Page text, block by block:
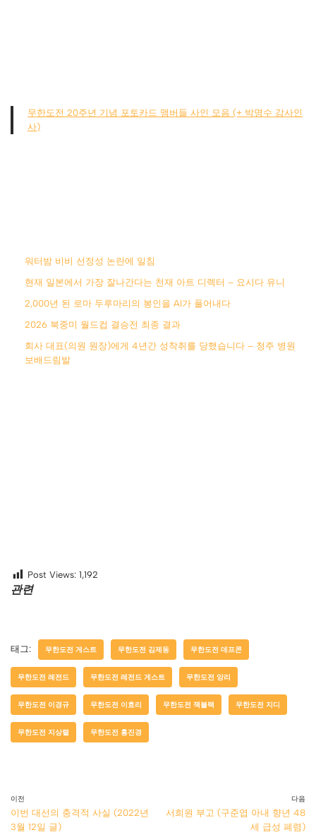
무한도전 20주년 기념 포토카드 맴버들 사인 모음 (+ 박명수 감사인
사)
워터밤 비비 선정성 논란에 일침
현재 일본에서 가장 잘나간다는 천재 아트 디렉터 – 요시다 유니
2,000년 된 로마 두루마리의 봉인을 AI가 풀어내다
2026 북중미 월드컵 결승전 최종 결과
회사 대표(의원 원장)에게 4년간 성착취를 당했습니다 – 청주 병원
보배드림발
Post Views: 1,192
관련
태그: 무한도전 게스트 무한도전 김제동 무한도전 데프콘
무한도전 레전드 무한도전 레전드 게스트 무한도전 앙리
무한도전 이경규 무한도전 이효리 무한도전 잭블랙 무한도전 지디
무한도전 지상렬 무한도전 홍진경
이전
이번 대선의 충격적 사실 (2022년
3월 12일 글)
다음
서희원 부고 (구준엽 아내 향년 48
세 급성 폐렴)